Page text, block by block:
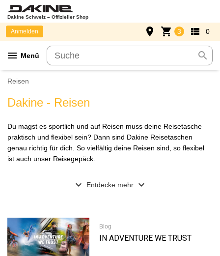
Dakine Schweiz – Offizieller Shop
menu Menü search
Anmelden place shopping_cart 3 view_list 0
Reisen
Dakine - Reisen
Du magst es sportlich und auf Reisen muss deine Reisetasche
praktisch und flexibel sein? Dann sind Dakine Reisetaschen
genau richtig für dich. So vielfältig deine Reisen sind, so flexibel
ist auch unser Reisegepäck.
expand_more Entdecke mehr expand_more
Blog
IN ADVENTURE WE TRUST